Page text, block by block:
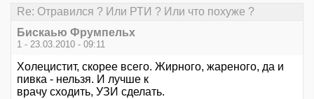
Re: Отравился ? Или РТИ ? Или что похуже ?
Бискаью Фрумпельх
1 - 23.03.2010 - 09:11
Холецистит, скорее всего. Жирного, жареного, да и
пивка - нельзя. И лучше к
врачу сходить, УЗИ сделать.